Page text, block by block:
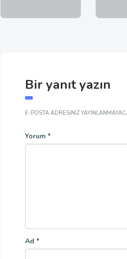
Bir yanıt yazın
E-POSTA ADRESINIZ
Yorum *
Ad *